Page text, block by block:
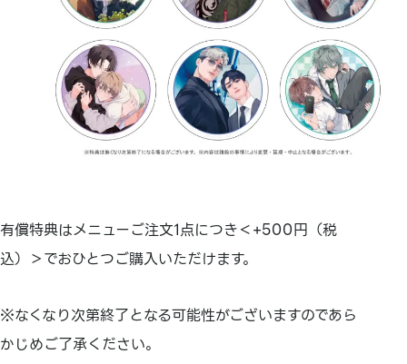
有償特典はメニューご注文1点につき＜+500円（税
込）＞でおひとつご購入いただけます。
※なくなり次第終了となる可能性がございますのであら
かじめご了承ください。